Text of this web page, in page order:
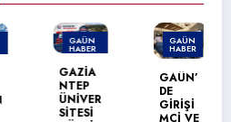
GAÜN
HABER
MANŞET
GAZİA
NTEP
ÜNİVER
SİTESİ
GAÜN
HABER
GAÜN’
DE
GİRİŞİ
MCİ VE